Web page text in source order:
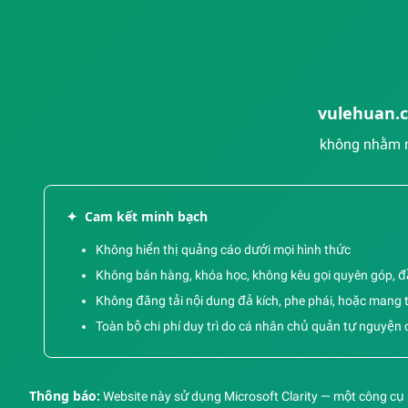
Thông báo: Website này sử dụng Microsoft Clarity — một công
Tây Nguyên;
được mệnh
danh là
"Vịnh Hạ
Long Trên
Cạn", là
mà tạo hóa
lòng người
tín đồ du
lịch, đặc
biệt là các
bạn trẻ ao
đặt chân
không nhằm
✦ Cam kết minh bạch
Không hiển thị quảng cáo dưới mọi hình thức
Không bán hàng, khóa học, không kêu gọi quyên góp,
Không đăng tải nội dung đả kích, phe phái, hoặc mang
Toàn bộ chi phí duy trì do cá nhân chủ quản tự nguyện